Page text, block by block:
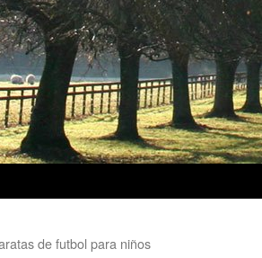
de futbol para niños